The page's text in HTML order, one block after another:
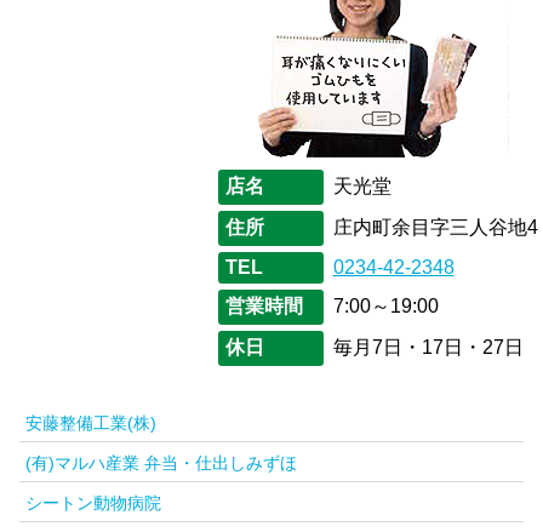
店名
天光堂
住所
庄内町余目字三人谷地4
TEL
0234-42-2348
営業時間
7:00～19:00
休日
毎月7日・17日・27日
安藤整備工業(株)
(有)マルハ産業 弁当・仕出しみずほ
シートン動物病院